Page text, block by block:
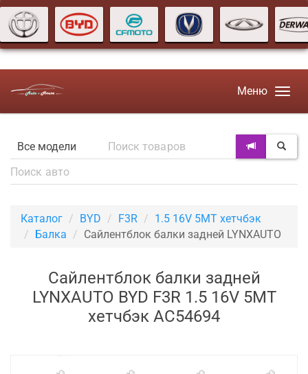
Меню
Каталог BYD F3R
1.5 16V 5MT хетчбэк
Балка
Сайлентблок балки задней LYNXAUTO
Сайлентблок балки задней
LYNXAUTO BYD F3R 1.5 16V 5MT
хетчбэк AC54694